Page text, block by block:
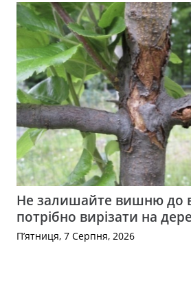
Не залишайте вишню до
потрібно вирізати на
П’ятниця, 7 Серпня, 2026